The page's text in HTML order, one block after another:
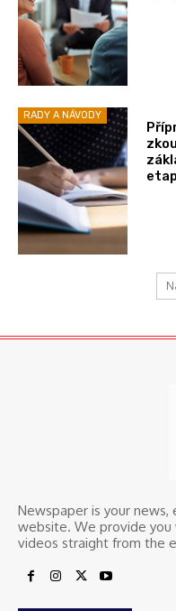
RADY A NÁVODY
Newspaper is your news,
website. We provide
videos straight from the